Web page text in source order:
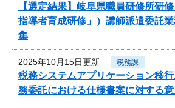
【選定結果】岐阜県職員研修所研
指導者育成研修」）講師派遣委託
集
2025年10月15日更新 税務課
税務システムアプリケーション移
務委託における仕様書案に対する